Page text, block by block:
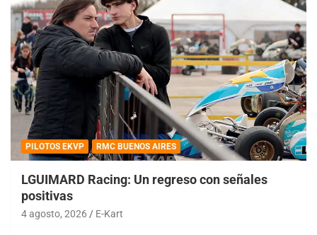
PILOTOS EKVP RMC BUENOS AIRES
LGUIMARD Racing: Un regreso con señales
positivas
4 agosto, 2026 E-Kart